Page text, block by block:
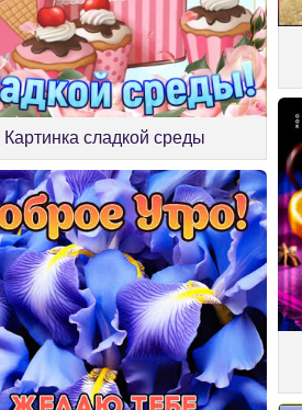
Картинка сладкой среды